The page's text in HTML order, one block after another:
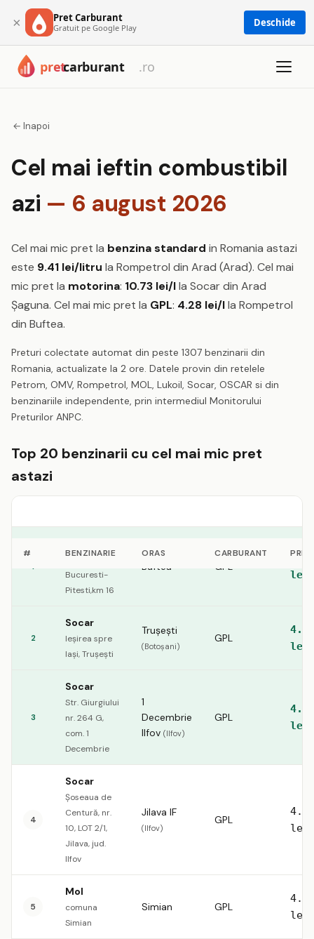
× Pret Carburant
Gratuit pe Google Play Deschide
← Inapoi
Cel mai ieftin combustibil
azi — 6 august 2026
Cel mai mic pret la benzina standard in Romania astazi
este 9.41 lei/litru la Rompetrol din Arad (Arad). Cel mai
mic pret la motorina: 10.73 lei/lla Socar din Arad
Șaguna. Cel mai mic pret la GPL: 4.28 lei/lla Rompetrol
din Buftea.
Preturi colectate automat din peste 1307 benzinarii din
Romania, actualizate la 2 ore. Datele provin din retelele
Petrom, OMV, Rompetrol, MOL, Lukoil, Socar, OSCAR si din
benzinariile independente, prin intermediul Monitorului
Preturilor ANPC.
Top 20 benzinarii cu cel mai mic pret
astazi
# BENZINARIE ORAS CARBURANT
PRET
1
sos.
Bucuresti-
Pitesti,km 16
Buftea GPL
2
Socar
Ieșirea spre
Iași, Trușești
Trușești
(Botoșani)
GPL
3
Socar
Str. Giurgiului
nr. 264 G,
com. 1
Decembrie
1
Decembrie
Ilfov (Ilfov)
GPL
4
Socar
Șoseaua de
Centură, nr.
10, LOT 2/1,
Jilava, jud.
Ilfov
Jilava IF
(Ilfov)
GPL
5
Mol
comuna
Simian
Simian GPL